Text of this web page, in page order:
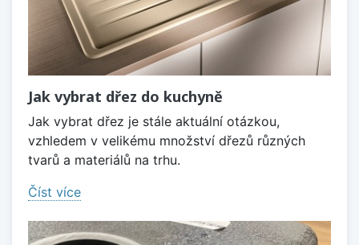
Jak vybrat dřez do kuchyně
Jak vybrat dřez je stále aktuální otázkou,
vzhledem v velikému množství dřezů různých
tvarů a materiálů na trhu.
Číst více